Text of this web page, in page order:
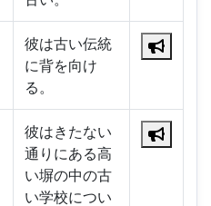
彼は古い伝統
に背を向け
る。
彼はきたない
通りにある高
い塀の中の古
い学校につい